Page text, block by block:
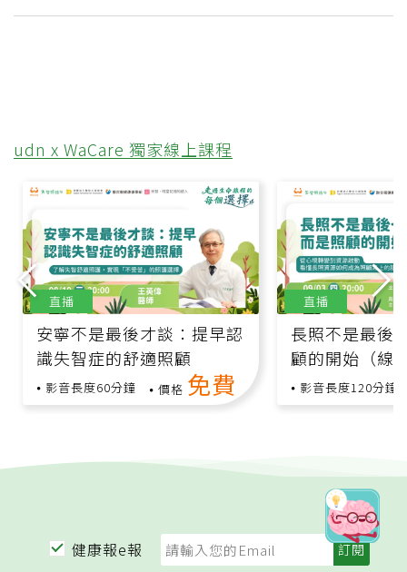
udn x WaCare 獨家線上課程
安寧不是最後才談：提早認
識失智症的舒適照顧
影音長度60分鐘 價格 免費
直播
長照不是最後
顧的開始（線
跨領域專家與
影音長度120分鐘
直播
健康報e報